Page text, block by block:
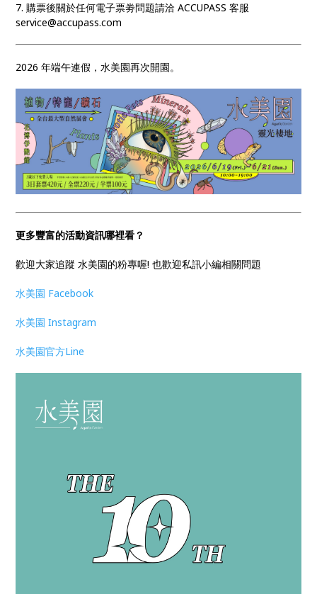
7. 購票後關於任何電子票劵問題請洽 ACCUPASS 客服
service@accupass.com
2026 年端午連假，水美園再次開園。
更多豐富的活動資訊哪裡看？
歡迎大家追蹤 水美園的粉專喔! 也歡迎私訊小編相關問題
水美園 Facebook
水美園 Instagram
水美園官方Line